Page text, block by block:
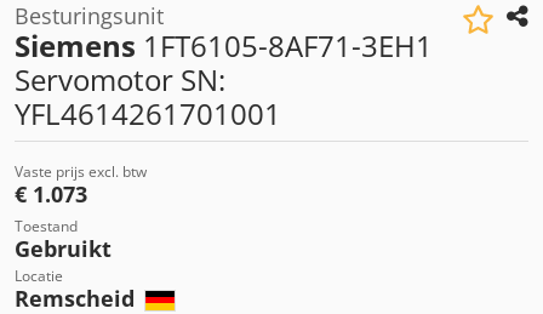
Besturingsunit
Siemens 1FT6105-8AF71-3EH1
Servomotor SN:
YFL4614261701001
Vaste prijs excl. btw
€ 1.073
Toestand
Gebruikt
Locatie
Remscheid